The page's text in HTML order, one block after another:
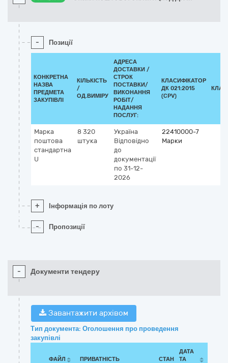
- Позиції
КОНКРЕТНА
НАЗВА
ПРЕДМЕТА
ЗАКУПІВЛІ
КІЛЬКІСТЬ
/
ОД.ВИМІРУ
АДРЕСА
ДОСТАВКИ /
СТРОК
ПОСТАВКИ/
ВИКОНАННЯ
РОБІТ/
НАДАННЯ
ПОСЛУГ:
КЛАСИФІКАТОР
ДК 021:2015
(CPV)
Марка
поштова
стандартна
U
8 320
штука
Україна
Відповідно
до
документації
по 31-12-
2026
22410000-7
Марки
+ Інформація по лоту
- Пропозиції
- Документи тендеру
Завантажити архівом
Тип документа: Оголошення про проведення
закупівлі
ФАЙЛ ПРИВАТНІСТЬ СТАН
ДАТА
ТА